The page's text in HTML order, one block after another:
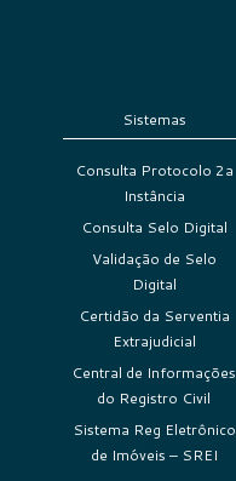
Sistemas
Consulta Protocolo 2a
Instância
Consulta Selo Digital
Validação de Selo
Digital
Certidão da Serventia
Extrajudicial
Central de Informações
do Registro Civil
Sistema Reg Eletrônico
de Imóveis – SREI